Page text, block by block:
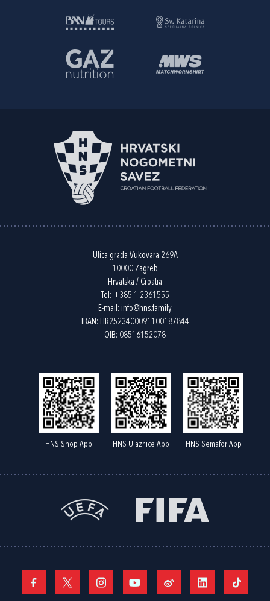
Ulica grada Vukovara 269A
10000 Zagreb
Hrvatska / Croatia
Tel: +385 1 2361555
E-mail: info@hns.family
IBAN: HR2523400091100187844
OIB: 08516152078
HNS Shop App HNS Ulaznice App HNS Semafor App